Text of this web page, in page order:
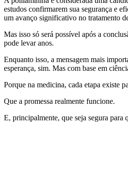
estudos confirmarem sua segurança e
um avanço significativo no tratamento
Mas isso só será possível após a
pode levar anos.
Enquanto isso, a mensagem mais
esperança, sim. Mas com base em
Porque na medicina, cada etapa existe
Que a promessa realmente funcione.
E, principalmente, que seja segura para